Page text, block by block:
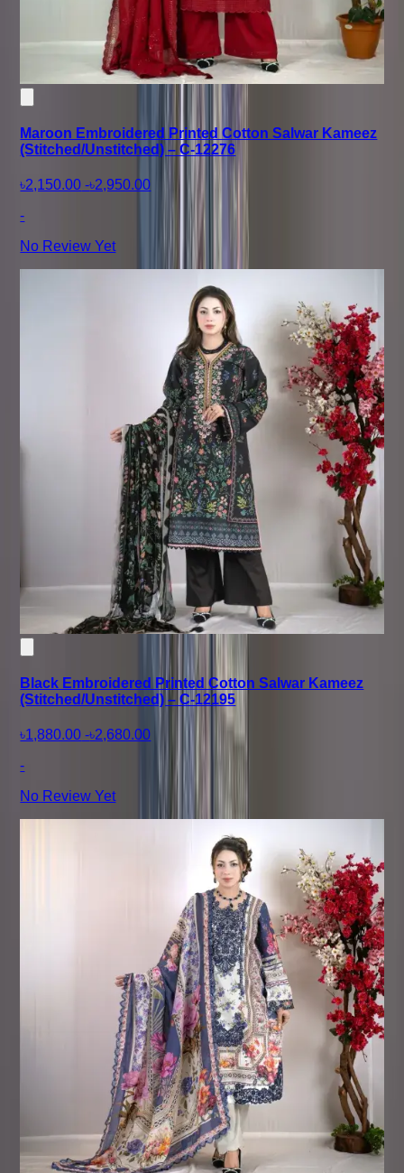
Maroon Embroidered Printed Cotton Salwar Kameez
(Stitched/Unstitched) – C-12276
৳2,150.00 -৳2,950.00
-
No Review Yet
Black Embroidered Printed Cotton Salwar Kameez
(Stitched/Unstitched) – C-12195
৳1,880.00 -৳2,680.00
-
No Review Yet